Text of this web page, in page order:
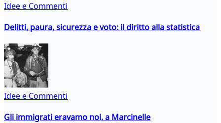
Idee e Commenti
Delitti, paura, sicurezza e voto: il diritto alla statistica
Idee e Commenti
Gli immigrati eravamo noi, a Marcinelle